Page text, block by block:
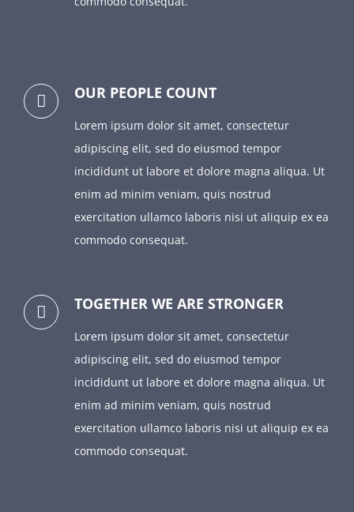
OUR PEOPLE COUNT
Lorem ipsum dolor sit amet, consectetur
adipiscing elit, sed do eiusmod tempor
incididunt ut labore et dolore magna aliqua. Ut
enim ad minim veniam, quis nostrud
exercitation ullamco laboris nisi ut aliquip ex ea
commodo consequat.
TOGETHER WE ARE STRONGER
Lorem ipsum dolor sit amet, consectetur
adipiscing elit, sed do eiusmod tempor
incididunt ut labore et dolore magna aliqua. Ut
enim ad minim veniam, quis nostrud
exercitation ullamco laboris nisi ut aliquip ex ea
commodo consequat.